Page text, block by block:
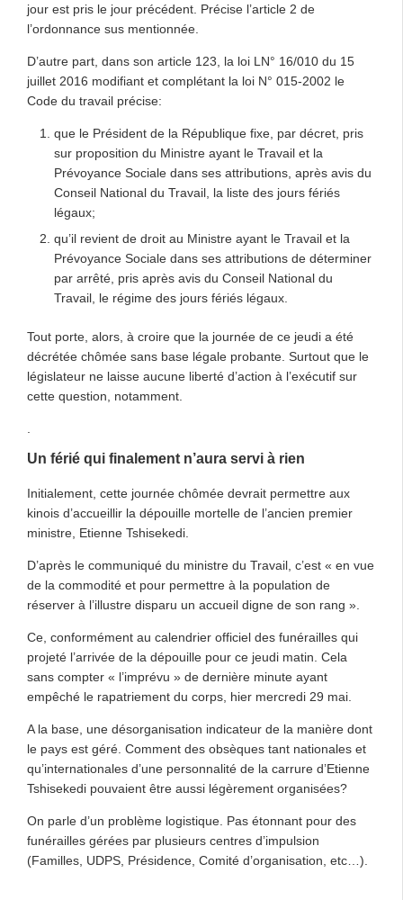
jour est pris le jour précédent. Précise l’article 2 de
l’ordonnance sus mentionnée.
D’autre part, dans son article 123, la loi LN° 16/010 du 15
juillet 2016 modifiant et complétant la loi N° 015-2002 le
Code du travail précise:
que le Président de la République fixe, par décret, pris
sur proposition du Ministre ayant le Travail et la
Prévoyance Sociale dans ses attributions, après avis du
Conseil National du Travail, la liste des jours fériés
légaux;
qu’il revient de droit au Ministre ayant le Travail et la
Prévoyance Sociale dans ses attributions de déterminer
par arrêté, pris après avis du Conseil National du
Travail, le régime des jours fériés légaux.
Tout porte, alors, à croire que la journée de ce jeudi a été
décrétée chômée sans base légale probante. Surtout que le
législateur ne laisse aucune liberté d’action à l’exécutif sur
cette question, notamment.
Un férié qui finalement n’aura servi à rien
Initialement, cette journée chômée devrait permettre aux
kinois d’accueillir la dépouille mortelle de l’ancien premier
ministre, Etienne Tshisekedi.
D’après le communiqué du ministre du Travail, c’est « en vue
de la commodité et pour permettre à la population de
réserver à l’illustre disparu un accueil digne de son rang ».
Ce, conformément au calendrier officiel des funérailles qui
projeté l’arrivée de la dépouille pour ce jeudi matin. Cela
sans compter « l’imprévu » de dernière minute ayant
empêché le rapatriement du corps, hier mercredi 29 mai.
A la base, une désorganisation indicateur de la manière dont
le pays est géré. Comment des obsèques tant nationales et
qu’internationales d’une personnalité de la carrure d’Etienne
Tshisekedi pouvaient être aussi légèrement organisées?
On parle d’un problème logistique. Pas étonnant pour des
funérailles gérées par plusieurs centres d’impulsion
(Familles, UDPS, Présidence, Comité d’organisation, etc…).